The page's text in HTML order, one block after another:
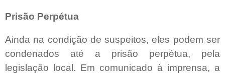
Prisão Perpétua
Ainda na condição de suspeitos, eles podem ser
condenados até a prisão perpétua, pela
legislação local. Em comunicado à imprensa, a